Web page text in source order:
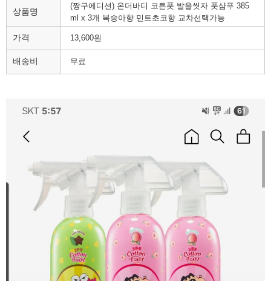
상품명
(짱구에디션) 온더바디 코튼풋 발을씻자 풋샴푸 385
ml x 3개 복숭아향 민트초코향 교차선택가능
가격 13,600원
배송비 무료